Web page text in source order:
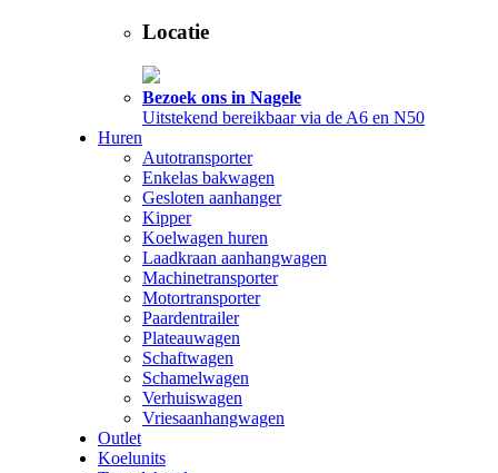
Locatie
Bezoek ons in Nagele
Uitstekend bereikbaar via de A6 en N50
Huren
Autotransporter
Enkelas bakwagen
Gesloten aanhanger
Kipper
Koelwagen huren
Laadkraan aanhangwagen
Machinetransporter
Motortransporter
Paardentrailer
Plateauwagen
Schaftwagen
Schamelwagen
Verhuiswagen
Vriesaanhangwagen
Outlet
Koelunits